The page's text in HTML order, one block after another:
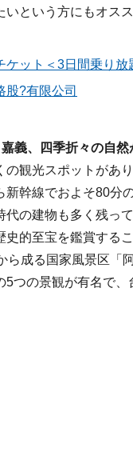
いという方にもオスス
ケット＜3日間乗り
股?有限公司
義、四季折々の自
の観光スポットがあ
新幹線でおよそ80分
代の建物も多く残っ
史的至宝を鑑賞する
ら成る国家風景区「
5つの景観が有名で、